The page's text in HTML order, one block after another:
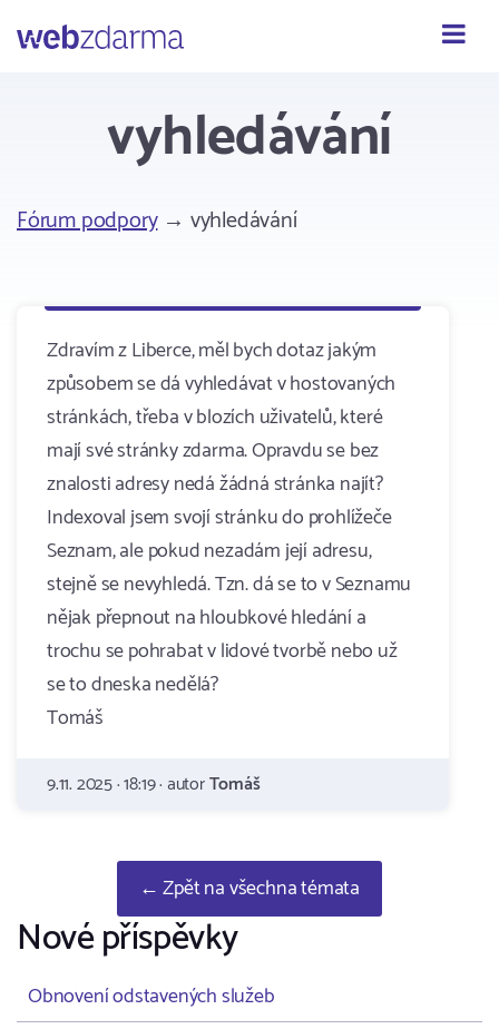
Webzdarma
vyhledávání
Fórum podpory→ vyhledávání
Zdravím z Liberce, měl bych dotaz jakým
způsobem se dá vyhledávat v hostovaných
stránkách, třeba v blozích uživatelů, které
mají své stránky zdarma. Opravdu se bez
znalosti adresy nedá žádná stránka najít?
Indexoval jsem svojí stránku do prohlížeče
Seznam, ale pokud nezadám její adresu,
stejně se nevyhledá. Tzn. dá se to v Seznamu
nějak přepnout na hloubkové hledání a
trochu se pohrabat v lidové tvorbě nebo už
se to dneska nedělá?
Tomáš
9.11. 2025 · 18:19 · autorTomáš
← Zpět na všechna témata
Nové příspěvky
Obnovení odstavených služeb